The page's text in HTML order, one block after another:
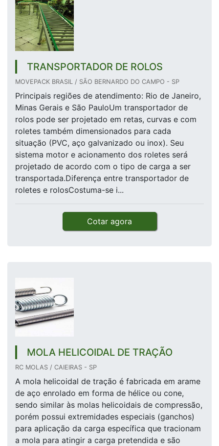
TRANSPORTADOR DE ROLOS
MOVEPACK BRASIL / SÃO BERNARDO DO CAMPO - SP
Principais regiões de atendimento: Rio de Janeiro,
Minas Gerais e São PauloUm transportador de
rolos pode ser projetado em retas, curvas e com
roletes também dimensionados para cada
situação (PVC, aço galvanizado ou inox). Seu
sistema motor e acionamento dos roletes será
projetado de acordo com o tipo de carga a ser
transportada.Diferença entre transportador de
roletes e rolosCostuma-se i...
Cotar agora
MOLA HELICOIDAL DE TRAÇÃO
RC MOLAS / CAIEIRAS - SP
A mola helicoidal de tração é fabricada em arame
de aço enrolado em forma de hélice ou cone,
sendo similar às molas helicoidais de compressão,
porém possui extremidades especiais (ganchos)
para aplicação da carga específica que tracionam
a mola para atingir a carga pretendida e são